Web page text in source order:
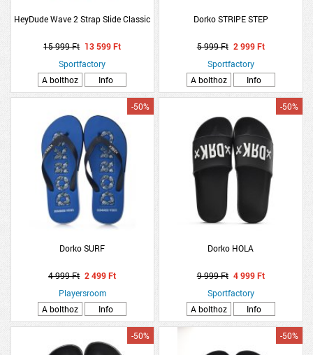
HeyDude Wave 2 Strap Slide Classic
15 999 Ft 13 599 Ft
Sportfactory
A bolthoz
Info
Dorko STRIPE STEP
5 999 Ft 2 999 Ft
Sportfactory
A bolthoz
Info
Dorko SURF
-50%
4 999 Ft 2 499 Ft
Playersroom
A bolthoz
Info
Dorko HOLA
-50%
9 999 Ft 4 999 Ft
Sportfactory
A bolthoz
Info
-50% -50%